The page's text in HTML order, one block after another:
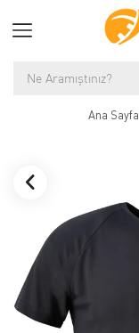
Ana Sayfa